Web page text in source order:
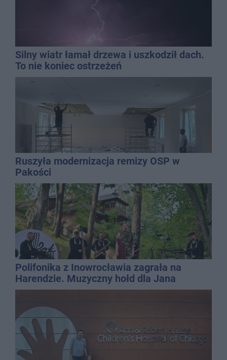
Silny wiatr łamał drzewa i uszkodził dach.
To nie koniec ostrzeżeń
Ruszyła modernizacja remizy OSP w
Pakości
Polifonika z Inowrocławia zagrała na
Harendzie. Muzyczny hołd dla Jana
Kasprowicza